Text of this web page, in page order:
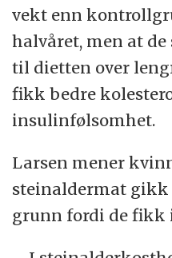
vekt enn
halvåret, men at de
til dietten over
fikk bedre
insulinfølsomhet.
Larsen mener
steinaldermat gikk
grunn fordi de fikk